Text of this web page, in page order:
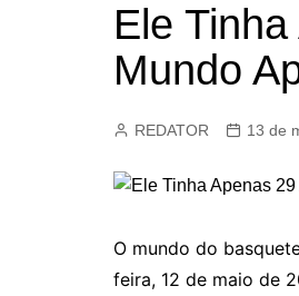
Ele
Mundo
REDATOR 13 de
O mundo do
feira, 12 de maio de